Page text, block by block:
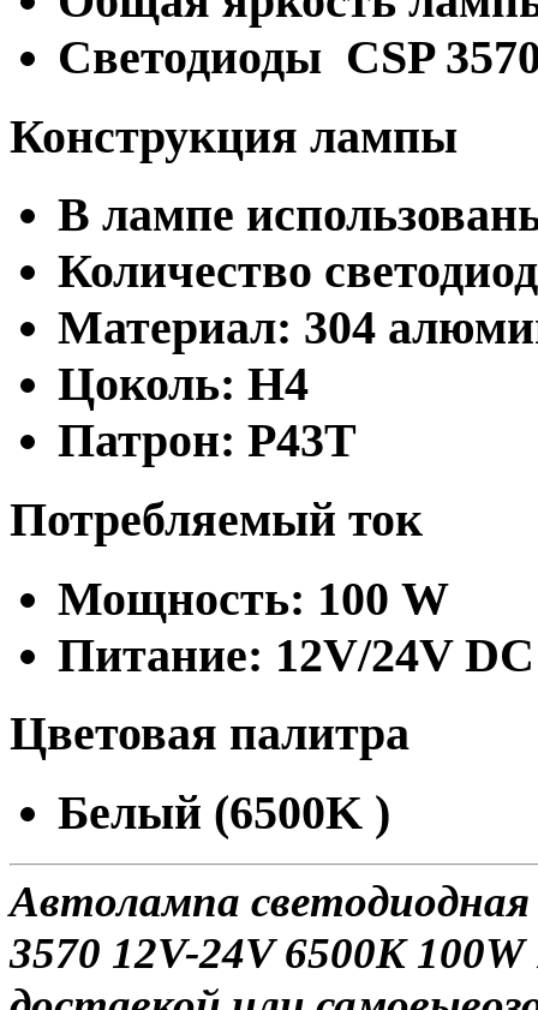
Светодиоды CSP
Конструкция лампы
В лампе
Количество
Материал: 304
Цоколь: H4
Патрон: P43T
Потребляемый ток
Мощность: 100 W
Питание: 12V/24V DC
Цветовая палитра
Белый (6500K )
Автолампа
3570 12V-24V 6500K